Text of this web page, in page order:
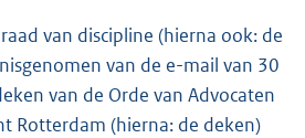
van discipline (hierna ook: de
van de e-mail van 30
van de Orde van Advocaten
Rotterdam (hierna: de deken)